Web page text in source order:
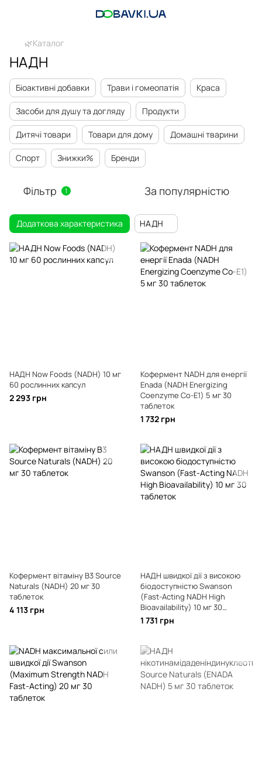
🌿Каталог
НАДН
Біоактивні добавки Трави і гомеопатія Краса
Засоби для душу та догляду Продукти
Дитячі товари Товари для дому Домашні тварини
Спорт Знижки% Бренди
Фільтр 1 За популярністю
Додаткова характеристика НАДН
НАДН Now Foods (NADH) 10 мг
60 рослинних капсул
2 293 грн
Кофермент NADH для енергії
Enada (NADH Energizing
Coenzyme Co-E1) 5 мг 30
таблеток
1 732 грн
Кофермент вітаміну B3 Source
Naturals (NADH) 20 мг 30
таблеток
4 113 грн
НАДН швидкої дії з високою
біодоступністю Swanson
(Fast-Acting NADH High
Bioavailability) 10 мг 30
таблеток
1 731 грн